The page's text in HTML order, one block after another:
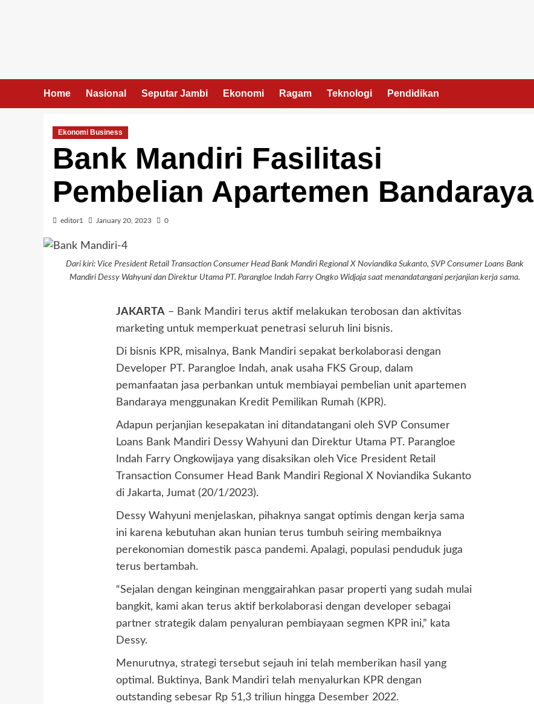
Home Nasional Seputar Jambi Ekonomi Ragam Teknologi Pendidikan
Ekonomi Business
Bank Mandiri Fasilitasi
Pembelian Apartemen Bandaraya
editor1 January 20, 2023 0
Dari kiri: Vice President Retail Transaction Consumer Head Bank Mandiri Regional X Noviandika Sukanto, SVP Consumer Loans Bank
Mandiri Dessy Wahyuni dan Direktur Utama PT. Parangloe Indah Farry Ongko Widjaja saat menandatangani perjanjian kerja sama.
JAKARTA – Bank Mandiri terus aktif melakukan terobosan dan aktivitas
marketing untuk memperkuat penetrasi seluruh lini bisnis.
Di bisnis KPR, misalnya, Bank Mandiri sepakat berkolaborasi dengan
Developer PT. Parangloe Indah, anak usaha FKS Group, dalam
pemanfaatan jasa perbankan untuk membiayai pembelian unit apartemen
Bandaraya menggunakan Kredit Pemilikan Rumah (KPR).
Adapun perjanjian kesepakatan ini ditandatangani oleh SVP Consumer
Loans Bank Mandiri Dessy Wahyuni dan Direktur Utama PT. Parangloe
Indah Farry Ongkowijaya yang disaksikan oleh Vice President Retail
Transaction Consumer Head Bank Mandiri Regional X Noviandika Sukanto
di Jakarta, Jumat (20/1/2023).
Dessy Wahyuni menjelaskan, pihaknya sangat optimis dengan kerja sama
ini karena kebutuhan akan hunian terus tumbuh seiring membaiknya
perekonomian domestik pasca pandemi. Apalagi, populasi penduduk juga
terus bertambah.
“Sejalan dengan keinginan menggairahkan pasar properti yang sudah mulai
bangkit, kami akan terus aktif berkolaborasi dengan developer sebagai
partner strategik dalam penyaluran pembiayaan segmen KPR ini,” kata
Dessy.
Menurutnya, strategi tersebut sejauh ini telah memberikan hasil yang
optimal. Buktinya, Bank Mandiri telah menyalurkan KPR dengan
outstanding sebesar Rp 51,3 triliun hingga Desember 2022.